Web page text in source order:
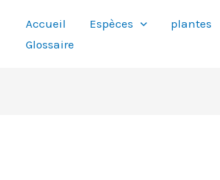
Accueil Espèces plantes
Glossaire